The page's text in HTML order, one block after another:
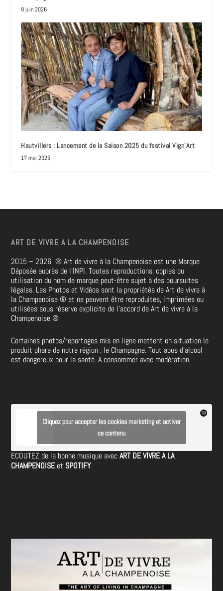
9 juin 2026
Hautvillers : Lancement de la Saison 2025 du festival Vign’Art
17 mai 2025
ART DE VIVRE A LA CHAMPENOISE
2015 – 2026®Art de vivre à la Champenoise est une Marque
Déposée auprès de l’INPI. Toutes reproductions, copies ou
utilisation du nom de marque peut-être sujet à des poursuites
légales. Les Photos et Vidéos sont la propriétés de Art de vivre à
la Champenoise® et ne peuvent être reproduites, imprimées ou
utilisées sous réserve explicite de l’accord de Art de vivre à la
Champenoise®
Certaines photos/reportages mis en ligne mettent en situation le
produit phare de notre région : le Champagne. Tout abus d’alcool
est dangereux pour la santé. A consommer avec modération.
Cliquez pour accepter les cookies marketing et activer
ce contenu
ECOUTEZ de la bonne musique avecART DE VIVRE A LA
CHAMPENOISEet SPOTIFY